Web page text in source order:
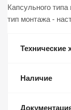
Капсульного типа
тип монтажа -
Технические
Наличие